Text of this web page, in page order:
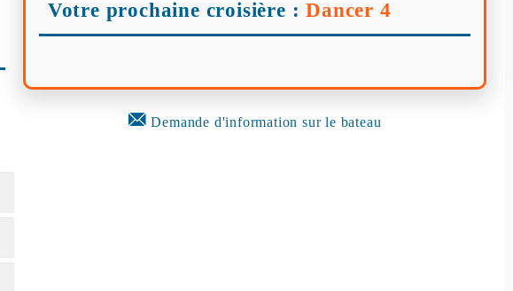
Votre prochaine croisière :Dancer 4
Demande d'information sur le bateau